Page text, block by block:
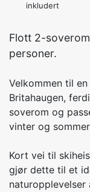
inkludert
Flott 2-
personer.
Velkommen til
Britahaugen,
soverom og
vinter og
Kort vei til
gjør dette til et
naturopplevelser